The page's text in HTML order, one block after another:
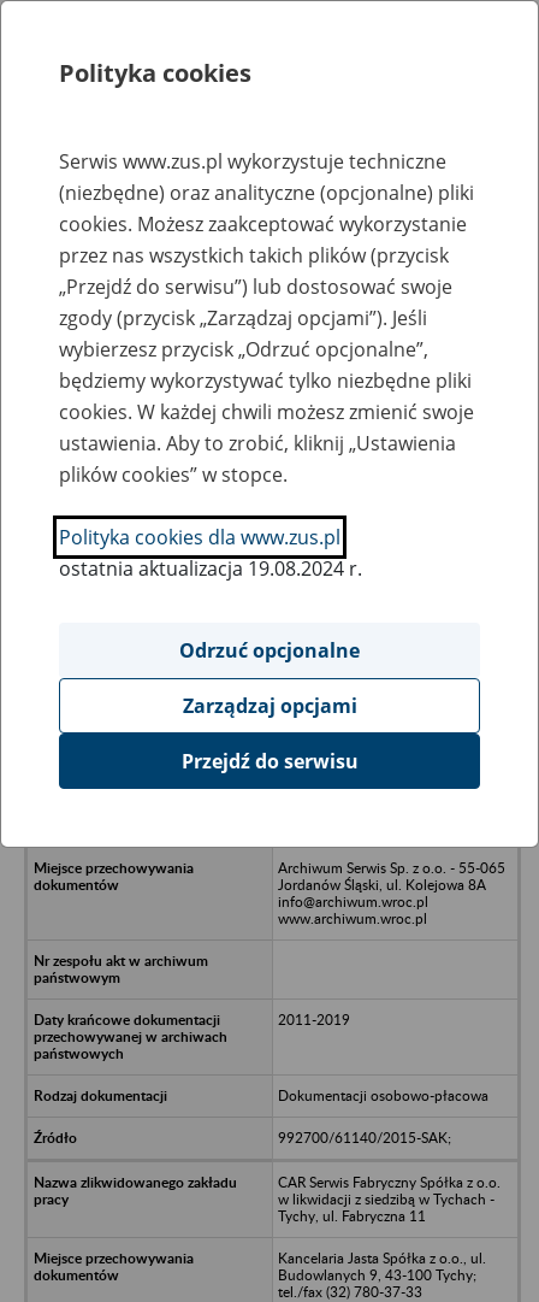
Rejestry, ewidencje i archiwa
Baza zlikwidowanych lub
przekształconych zakładów pracy
Nazwa zakładu pracy:
SZUKAJ
Ukryj wszystkie pozycje bazy
GG Bearing Components Spółka z
Archiwum Serwis Sp. z o.o. - 55-065
Jordanów Śląski, ul. Kolejowa 8A
info@archiwum.wroc.pl
www.archiwum.wroc.pl
2011-2019
Dokumentacji osobowo-płacowa
992700/61140/2015-SAK;
CAR Serwis Fabryczny Spółka z o.o.
w likwidacji z siedzibą w Tychach -
Tychy, ul. Fabryczna 11
Kancelaria Jasta Spółka z o.o., ul.
Budowlanych 9, 43-100 Tychy;
tel./fax (32) 780-37-33
Polityka cookies
Serwis www.zus.pl wykorzystuje techniczne
(niezbędne) oraz analityczne (opcjonalne) pliki
cookies. Możesz zaakceptować wykorzystanie
przez nas wszystkich takich plików (przycisk
„Przejdź do serwisu”) lub dostosować swoje
zgody (przycisk „Zarządzaj opcjami”). Jeśli
wybierzesz przycisk „Odrzuć opcjonalne”,
będziemy wykorzystywać tylko niezbędne pliki
cookies. W każdej chwili możesz zmienić swoje
ustawienia. Aby to zrobić, kliknij „Ustawienia
plików cookies” w stopce.
Polityka cookies dla www.zus.pl
ostatnia aktualizacja 19.08.2024 r.
Odrzuć opcjonalne
Zarządzaj opcjami
Przejdź do serwisu